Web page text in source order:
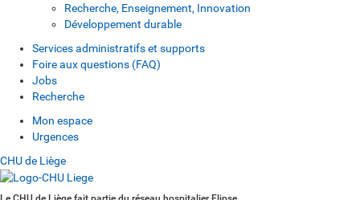
Recherche, Enseignement, Innovation
Développement durable
Services administratifs et supports
Foire aux questions (FAQ)
Jobs
Recherche
Mon espace
Urgences
CHU de Liège